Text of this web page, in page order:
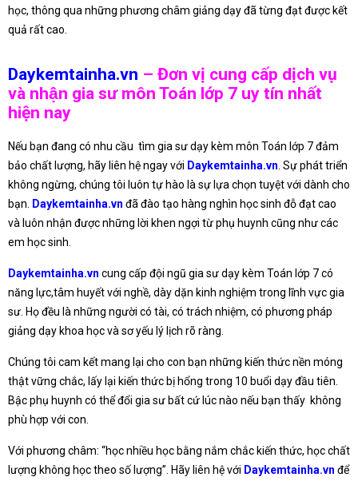
học, thông qua những phương châm giảng dạy đã từng đạt được kết
quả rất cao.
Daykemtainha.vn – Đơn vị cung cấp dịch vụ
và nhận gia sư môn Toán lớp 7 uy tín nhất
hiện nay
Nếu bạn đang có nhu cầu tìm gia sư dạy kèm môn Toán lớp 7 đảm
bảo chất lượng, hãy liên hệ ngay với Daykemtainha.vn . Sự phát triển
không ngừng, chúng tôi luôn tự hào là sự lựa chọn tuyệt với dành cho
bạn.
Daykemtainha.vn đã đào tạo hàng nghìn học sinh đỗ đạt cao
và luôn nhận được những lời khen ngợi từ phụ huynh cũng như các
em học sinh.
Daykemtainha.vn cung cấp đội ngũ gia sư dạy kèm Toán lớp 7 có
năng lực,tâm huyết với nghề, dày dặn kinh nghiệm trong lĩnh vực gia
sư. Họ đều là những người có tài, có trách nhiệm, có phương pháp
giảng dạy khoa học và sơ yếu lý lịch rõ ràng.
Chúng tôi cam kết mang lại cho con bạn những kiến thức nền móng
thật vững chắc, lấy lại kiến thức bị hổng trong 10 buổi dạy đầu tiên.
Bậc phụ huynh có thể đổi gia sư bất cứ lúc nào nếu bạn thấy không
phù hợp với con.
Với phương châm: “học nhiều học bằng nắm chắc kiến thức, học chất
lượng không học theo số lượng”. Hãy liên hệ với Daykemtainha.vn để